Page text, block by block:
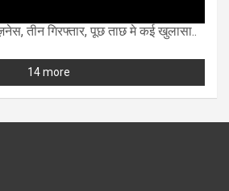
तीन गिरफ्तार, पूछ ताछ मे कई खुलासा..
14 more